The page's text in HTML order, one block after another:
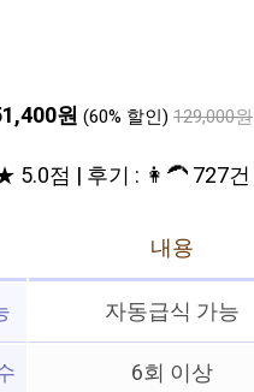
원 (60% 할인) 129,000원
5.0점 | 후기 : 👩‍🦱 727건
내용
자동급식 가능
6회 이상